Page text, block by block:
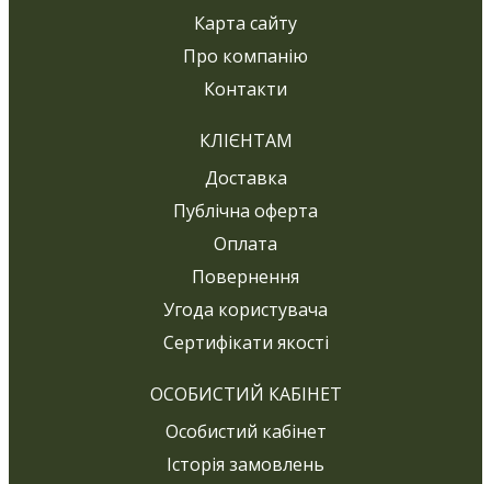
Карта сайту
Про компанію
Контакти
КЛІЄНТАМ
Доставка
Публічна оферта
Оплата
Повернення
Угода користувача
Сертифікати якості
ОСОБИСТИЙ КАБІНЕТ
Особистий кабінет
Історія замовлень